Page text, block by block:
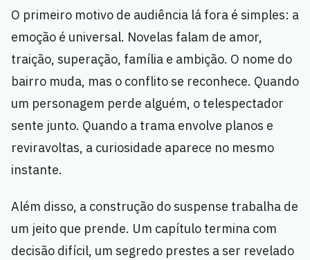
O primeiro motivo de audiência lá fora é simples: a
emoção é universal. Novelas falam de amor,
traição, superação, família e ambição. O nome do
bairro muda, mas o conflito se reconhece. Quando
um personagem perde alguém, o telespectador
sente junto. Quando a trama envolve planos e
reviravoltas, a curiosidade aparece no mesmo
instante.
Além disso, a construção do suspense trabalha de
um jeito que prende. Um capítulo termina com
decisão difícil, um segredo prestes a ser revelado